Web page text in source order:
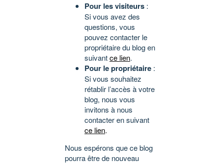
Pour les visiteurs :
Si vous avez des
questions, vous
pouvez contacter le
propriétaire du blog en
suivantce lien.
Pour le propriétaire :
Si vous souhaitez
rétablir l’accès à votre
blog, nous vous
invitons à nous
contacter en suivant
ce lien.
Nous espérons que ce blog
pourra être de nouveau